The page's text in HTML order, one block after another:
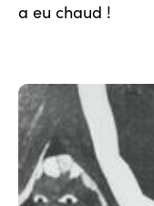
a eu chaud !